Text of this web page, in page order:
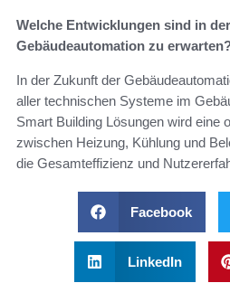
Welche Entwicklungen sind in
Gebäudeautomation zu
In der Zukunft der
aller technischen Systeme im
Smart Building Lösungen wird eine
zwischen Heizung, Kühlung und
die Gesamteffizienz und
Facebook
LinkedIn